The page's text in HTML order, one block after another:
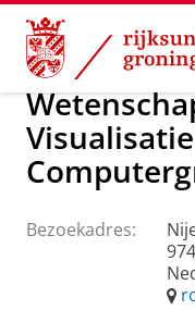
Skip
Content
Skip
Navigation
Over ons
Bezoekadres: